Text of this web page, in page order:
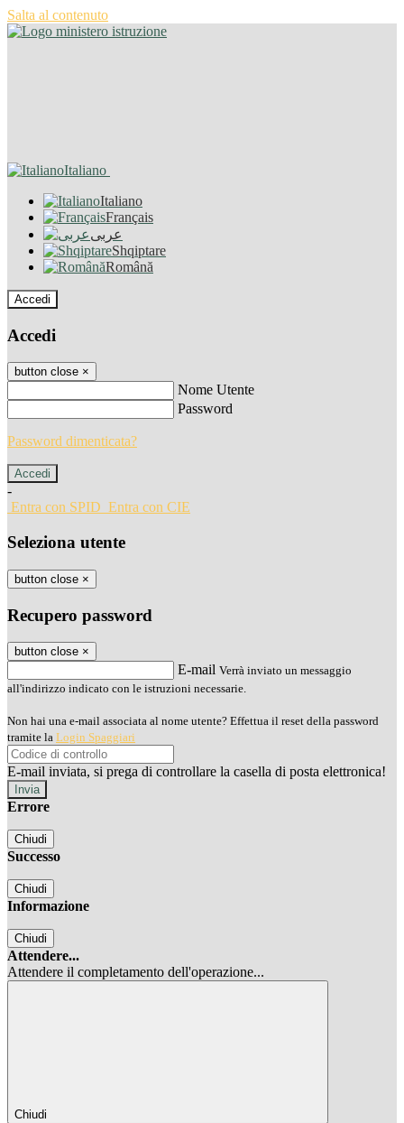
Salta al contenuto
Italiano
Italiano
Français
عربى
Shqiptare
Română
Accedi
Accedi
button close ×
Nome Utente
Password
Password dimenticata?
-
Entra con SPID Entra con CIE
Seleziona utente
button close ×
Recupero password
button close ×
E-mail Verrà inviato un messaggio
all'indirizzo indicato con le istruzioni necessarie.
Non hai una e-mail associata al nome utente? Effettua il reset della password
tramite la Login Spaggiari
E-mail inviata, si prega di controllare la casella di posta elettronica!
Errore
Chiudi
Successo
Chiudi
Informazione
Chiudi
Attendere...
Attendere il completamento dell'operazione...
Chiudi